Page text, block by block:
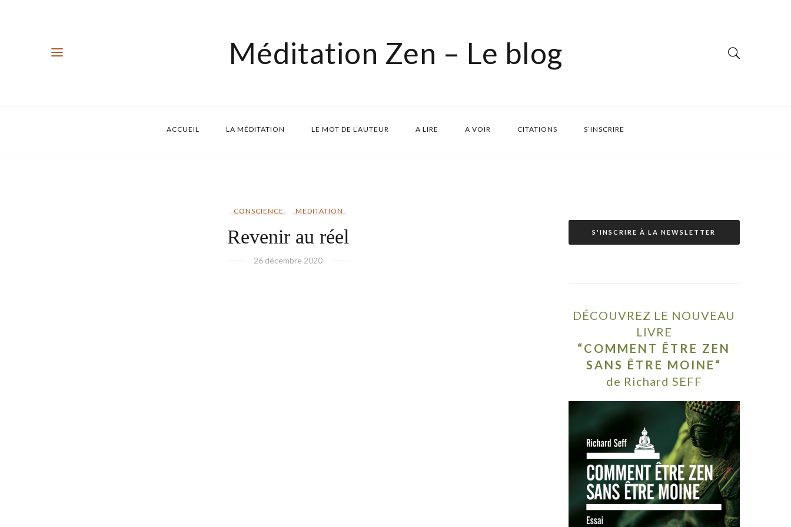
Méditation Zen – Le blog
ACCUEIL LA MÉDITATION LE MOT DE L’AUTEUR A LIRE A VOIR CITATIONS S’INSCRIRE
CONSCIENCE MEDITATION
Revenir au réel
26 décembre 2020
S'INSCRIRE À LA NEWSLETTER
DÉCOUVREZ LE NOUVEAU
LIVRE
“COMMENT ÊTRE ZEN
SANS ÊTRE MOINE“
de Richard SEFF